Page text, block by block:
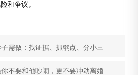
和争议。
需做：找证据、抓弱点、分小三
不要和他吵闹，更不要冲动离婚